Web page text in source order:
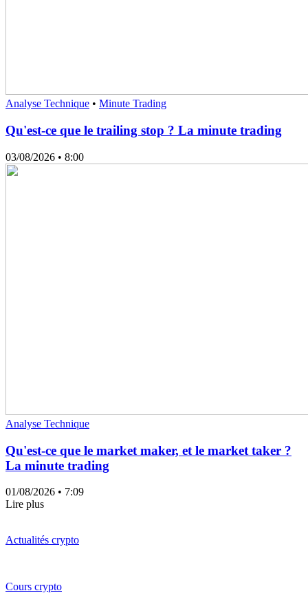
Analyse Technique • Minute Trading
Qu'est-ce que le trailing stop ? La minute trading
03/08/2026 • 8:00
Analyse Technique
Qu'est-ce que le market maker, et le market taker ?
La minute trading
01/08/2026 • 7:09
Lire plus
Actualités crypto
Cours crypto